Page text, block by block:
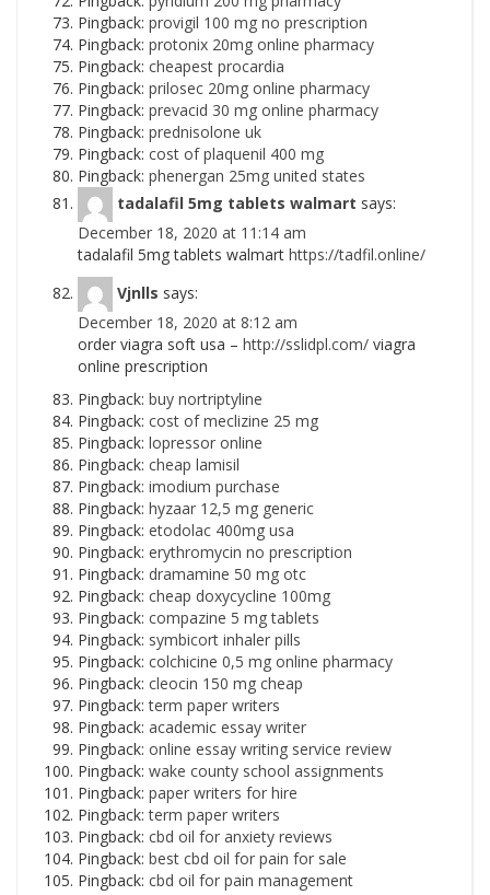
Pingback: provigil 100 mg no prescription
Pingback: protonix 20mg online pharmacy
Pingback: cheapest procardia
Pingback: prilosec 20mg online pharmacy
Pingback: prevacid 30 mg online pharmacy
Pingback: prednisolone uk
Pingback: cost of plaquenil 400 mg
Pingback: phenergan 25mg united states
tadalafil 5mg tablets walmart says:
December 18, 2020 at 11:14 am
tadalafil 5mg tablets walmart https://tadfil.online/
Vjnlls says:
December 18, 2020 at 8:12 am
order viagra soft usa – http://sslidpl.com/ viagra
online prescription
Pingback: buy nortriptyline
Pingback: cost of meclizine 25 mg
Pingback: lopressor online
Pingback: cheap lamisil
Pingback: imodium purchase
Pingback: hyzaar 12,5 mg generic
Pingback: etodolac 400mg usa
Pingback: erythromycin no prescription
Pingback: dramamine 50 mg otc
Pingback: cheap doxycycline 100mg
Pingback: compazine 5 mg tablets
Pingback: symbicort inhaler pills
Pingback: colchicine 0,5 mg online pharmacy
Pingback: cleocin 150 mg cheap
Pingback:term paper writers
Pingback: academic essay writer
Pingback: online essay writing service review
Pingback: wake county school assignments
Pingback: paper writers for hire
Pingback:term paper writers
Pingback: cbd oil for anxiety reviews
Pingback: best cbd oil for pain for sale
Pingback: cbd oil for pain management